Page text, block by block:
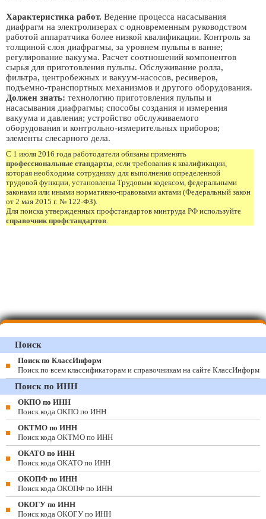
Характеристика работ. Ведение процесса насасывания
диафрагм на электролизерах с одновременным руководством
работой аппаратчика более низкой квалификации. Контроль за
толщиной слоя диафрагмы, за уровнем пульпы в ванне;
регулирование вакуума. Расчет соотношений компонентов
сырья для приготовления пульпы. Обслуживание ролла,
фильтра, центробежных и вакуум-насосов, ресиверов,
подъемно-транспортных механизмов и другого оборудования.
Должен знать: технологию приготовления пульпы и
насасывания диафрагмы; способы создания и измерения
вакуума и давления; устройство обслуживаемого
оборудования и контрольно-измерительных приборов;
элементы слесарного дела.
С 1 июля 2016 года работодатели обязаны применять
профессиональные стандарты, если требования к квалификации,
которая необходима сотруднику для выполнения определенной
трудовой функции, установлены Трудовым кодексом, федеральными
законами или иными нормативно-правовыми актами (Федеральный закон
от 2 мая 2015 г. № 122-ФЗ).
Для поиска утвержденных профстандартов минтруда РФ используйте
справочник профстандартов.
Поиск
Поиск по КлассИнформ
Поиск по всем классификаторам и справочникам на сайте КлассИнформ
Поиск по ИНН
ОКПО по ИНН
Поиск кода ОКПО по ИНН
ОКТМО по ИНН
Поиск кода ОКТМО по ИНН
ОКАТО по ИНН
Поиск кода ОКАТО по ИНН
ОКОПФ по ИНН
Поиск кода ОКОПФ по ИНН
ОКОГУ по ИНН
Поиск кода ОКОГУ по ИНН